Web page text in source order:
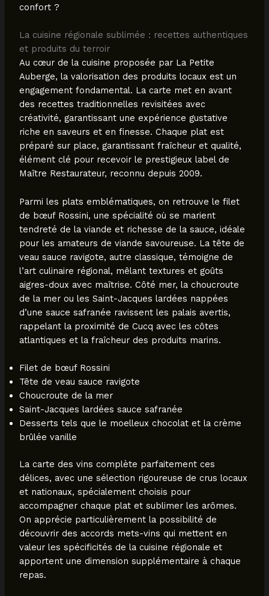
confort ?
La cuisine régionale sublimée : recettes authentiques
et produits du terroir
Au cœur de la cuisine proposée par La Petite
Auberge, la valorisation des produits locaux est un
engagement fondamental. La carte met en avant
des recettes traditionnelles revisitées avec
créativité, garantissant une expérience gustative
riche en saveurs et en finesse. Chaque plat est
préparé sur place, garantissant fraîcheur et qualité,
élément clé pour recevoir le prestigieux label de
Maître Restaurateur, reconnu depuis 2009.
Parmi les plats emblématiques, on retrouve le filet
de bœuf Rossini, une spécialité où se marient
tendreté de la viande et richesse de la sauce, idéale
pour les amateurs de viande savoureuse. La tête de
veau sauce ravigote, autre classique, témoigne de
l’art culinaire régional, mêlant textures et goûts
aigres-doux avec maîtrise. Côté mer, la choucroute
de la mer ou les Saint-Jacques lardées nappées
d’une sauce safranée ravissent les palais avertis,
rappelant la proximité de Cucq avec les côtes
atlantiques et la fraîcheur des produits marins.
Filet de bœuf Rossini
Tête de veau sauce ravigote
Choucroute de la mer
Saint-Jacques lardées sauce safranée
Desserts tels que le moelleux chocolat et la crème
brûlée vanille
La carte des vins complète parfaitement ces
délices, avec une sélection rigoureuse de crus locaux
et nationaux, spécialement choisis pour
accompagner chaque plat et sublimer les arômes.
On apprécie particulièrement la possibilité de
découvrir des accords mets-vins qui mettent en
valeur les spécificités de la cuisine régionale et
apportent une dimension supplémentaire à chaque
repas.